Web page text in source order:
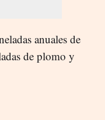
anuales de
de plomo y